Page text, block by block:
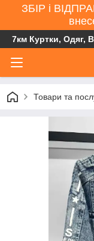
ЗБІР і
7км Куртки, Одяг,
Товари та